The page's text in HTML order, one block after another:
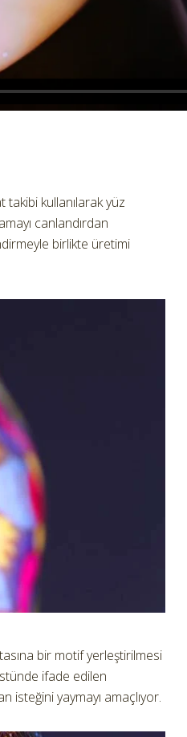
takibi kullanılarak yüz
canlandırdan
birlikte üretimi
bir motif yerleştirilmesi
ifade edilen
isteğini yaymayı amaçlıyor.